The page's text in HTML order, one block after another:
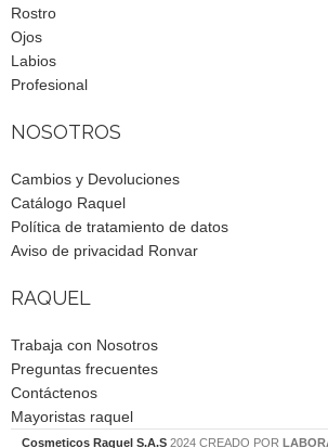
Rostro
Ojos
Labios
Profesional
NOSOTROS
Cambios y Devoluciones
Catálogo Raquel
Política de tratamiento de datos
Aviso de privacidad Ronvar
RAQUEL
Trabaja con Nosotros
Preguntas frecuentes
Contáctenos
Mayoristas raquel
Cosmeticos Raquel S.A.S 2024 CREADO POR